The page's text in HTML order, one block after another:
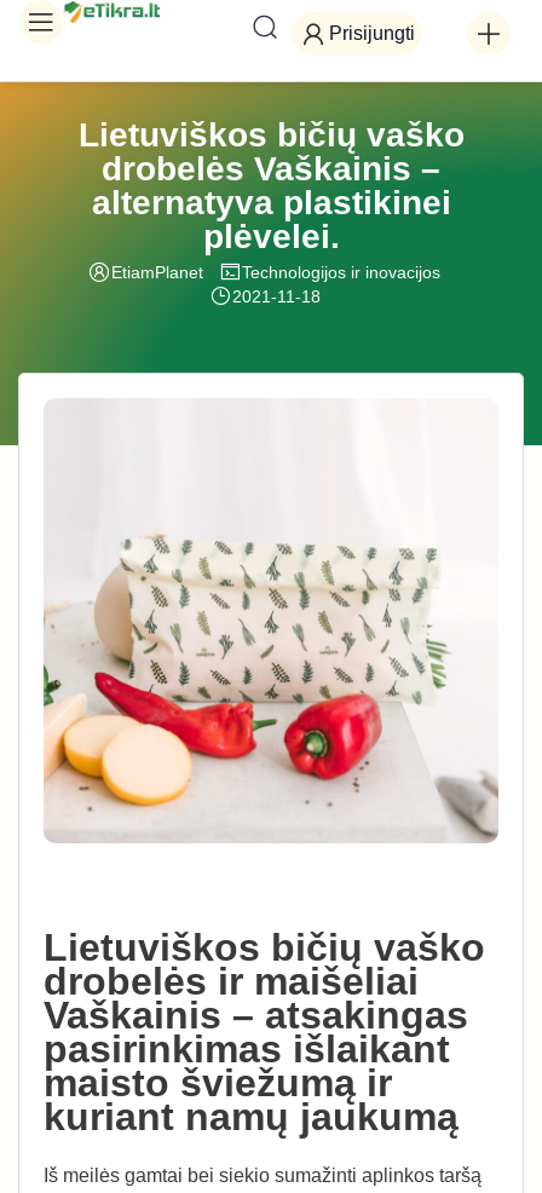
Prisijungti
Lietuviškos bičių vaško
drobelės Vaškainis –
alternatyva plastikinei
plėvelei.
EtiamPlanet
Technologijos ir inovacijos
2021-11-18
Lietuviškos bičių vaško
drobelės ir maišeliai
Vaškainis – atsakingas
pasirinkimas išlaikant
maisto šviežumą ir
kuriant namų jaukumą
Iš meilės gamtai bei siekio sumažinti aplinkos taršą